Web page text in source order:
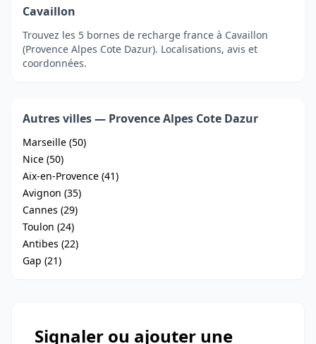
Cavaillon
Trouvez les 5 bornes de recharge france à Cavaillon
(Provence Alpes Cote Dazur). Localisations, avis et
coordonnées.
Autres villes — Provence Alpes Cote Dazur
Marseille (50)
Nice (50)
Aix-en-Provence (41)
Avignon (35)
Cannes (29)
Toulon (24)
Antibes (22)
Gap (21)
Signaler ou ajouter une